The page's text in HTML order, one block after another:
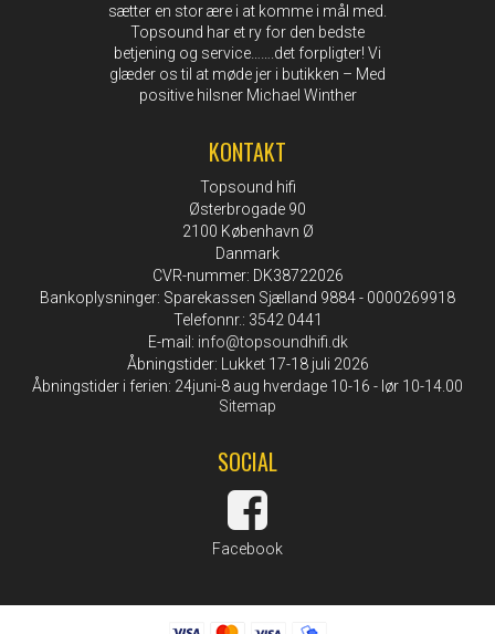
sætter en stor ære i at komme i mål med.
Topsound har et ry for den bedste
betjening og service…….det forpligter! Vi
glæder os til at møde jer i butikken – Med
positive hilsner Michael Winther
KONTAKT
Topsound hifi
Østerbrogade 90
2100 København Ø
Danmark
CVR-nummer: DK38722026
Bankoplysninger: Sparekassen Sjælland 9884 - 0000269918
Telefonnr.: 3542 0441
E-mail : info@topsoundhifi.dk
Åbningstider: Lukket 17-18 juli 2026
Åbningstider i ferien: 24juni-8 aug hverdage 10-16 - lør 10-14.00
Sitemap
SOCIAL
Facebook